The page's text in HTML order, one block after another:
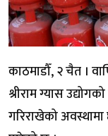
काठमाडौँ, २ चैत ।
श्रीराम ग्यास
गरिराखेको